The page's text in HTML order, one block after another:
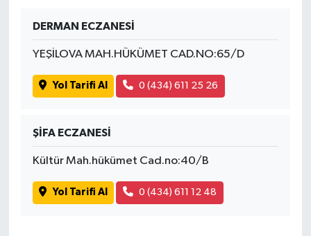
DERMAN ECZANESİ
YEŞİLOVA MAH.HÜKÜMET CAD.NO:65/D
Yol Tarifi Al 0 (434) 611 25 26
ŞİFA ECZANESİ
Kültür Mah.hükümet Cad.no:40/B
Yol Tarifi Al 0 (434) 611 12 48